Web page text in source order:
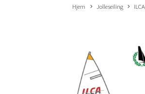
Hjem Jolleseiling ILCA